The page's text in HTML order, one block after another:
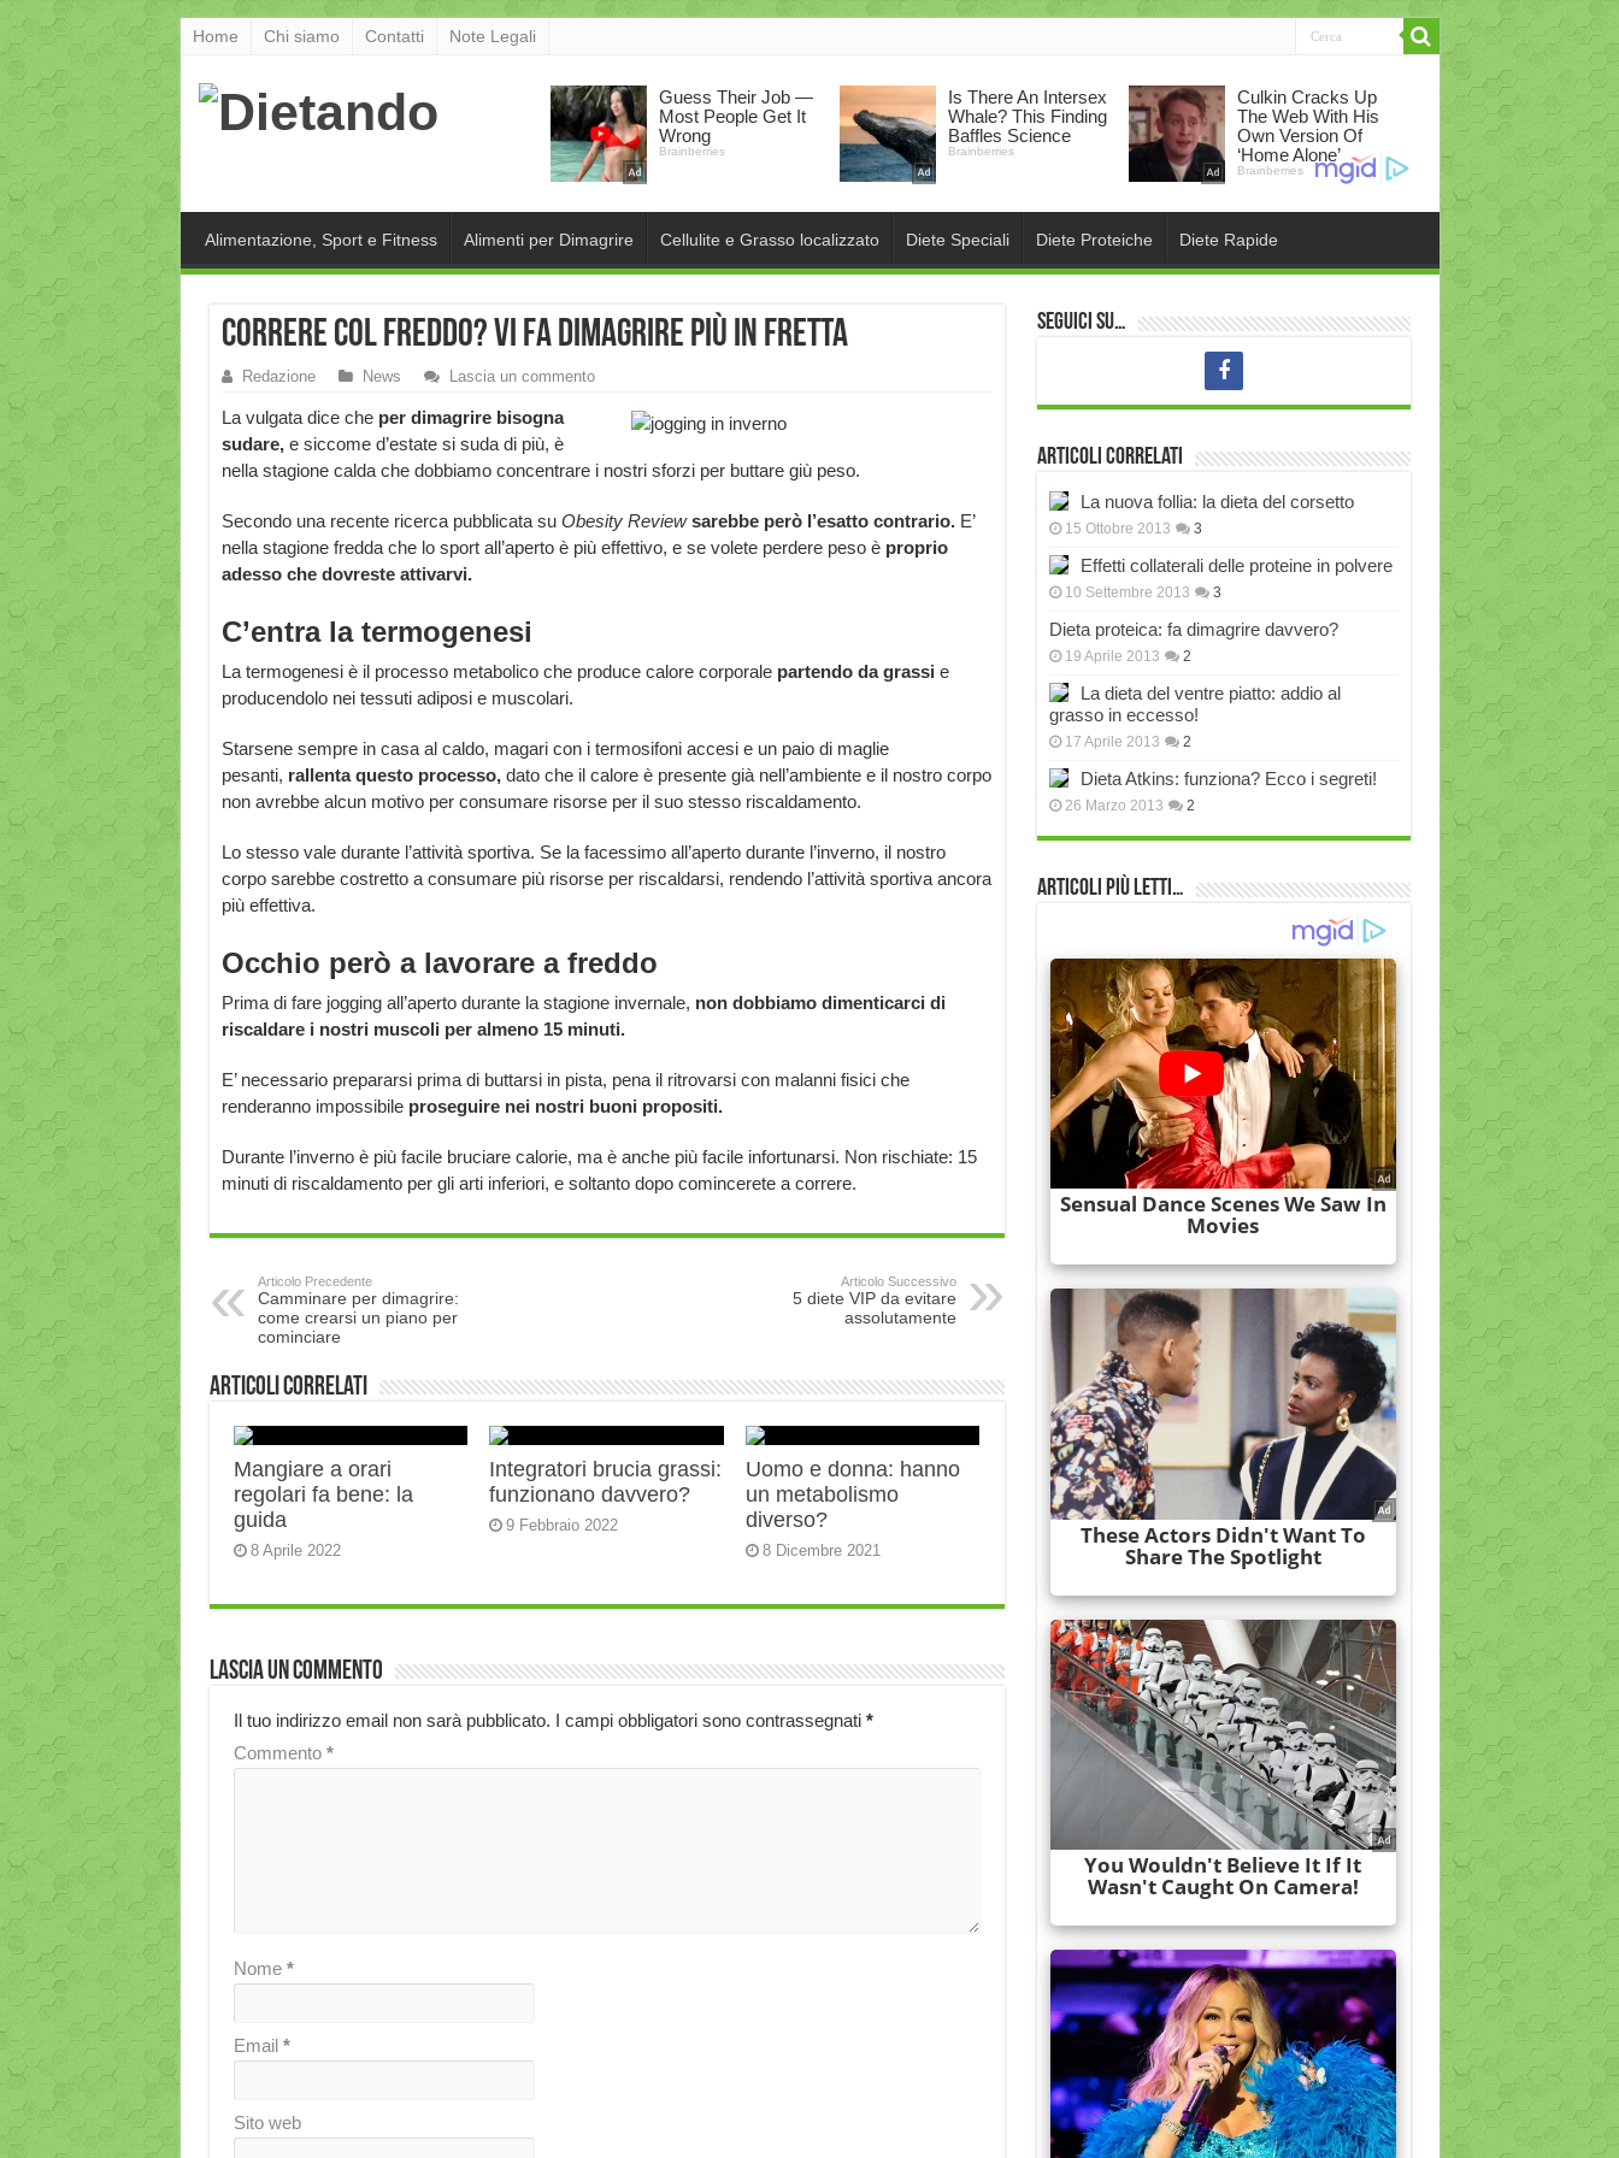
Home Chi siamo Contatti Note Legali
Alimentazione, Sport e Fitness Alimenti per Dimagrire Cellulite e Grasso localizzato Diete Speciali Diete Proteiche Diete Rapide
Correre col freddo? Vi fa dimagrire più in fretta
Redazione News Lascia un commento
La vulgata dice che per dimagrire bisogna
sudare, e siccome d’estate si suda di più, è
nella stagione calda che dobbiamo concentrare i nostri sforzi per buttare giù peso.
Secondo una recente ricerca pubblicata su Obesity Review sarebbe però l’esatto contrario. E’
nella stagione fredda che lo sport all’aperto è più effettivo, e se volete perdere peso è proprio
adesso che dovreste attivarvi.
C’entra la termogenesi
La termogenesi è il processo metabolico che produce calore corporale partendo da grassi e
producendolo nei tessuti adiposi e muscolari.
Starsene sempre in casa al caldo, magari con i termosifoni accesi e un paio di maglie
pesanti, rallenta questo processo, dato che il calore è presente già nell’ambiente e il nostro corpo
non avrebbe alcun motivo per consumare risorse per il suo stesso riscaldamento.
Lo stesso vale durante l’attività sportiva. Se la facessimo all’aperto durante l’inverno, il nostro
corpo sarebbe costretto a consumare più risorse per riscaldarsi, rendendo l’attività sportiva ancora
più effettiva.
Occhio però a lavorare a freddo
Prima di fare jogging all’aperto durante la stagione invernale, non dobbiamo dimenticarci di
riscaldare i nostri muscoli per almeno 15 minuti.
E’ necessario prepararsi prima di buttarsi in pista, pena il ritrovarsi con malanni fisici che
renderanno impossibile proseguire nei nostri buoni propositi.
Durante l’inverno è più facile bruciare calorie, ma è anche più facile infortunarsi. Non rischiate: 15
minuti di riscaldamento per gli arti inferiori, e soltanto dopo comincerete a correre.
Articolo Precedente
Camminare per dimagrire:
come crearsi un piano per
cominciare
Articolo Successivo
5 diete VIP da evitare
assolutamente
Articoli correlati
Mangiare a orari
regolari fa bene: la
guida
8 Aprile 2022
Integratori brucia grassi:
funzionano davvero?
9 Febbraio 2022
Uomo e donna: hanno
un metabolismo
diverso?
8 Dicembre 2021
Lascia un commento
Il tuo indirizzo email non sarà pubblicato. I campi obbligatori sono contrassegnati *
Commento *
Nome *
Email *
Sito web
Seguici su…
Articoli correlati
La nuova follia: la dieta del corsetto
15 Ottobre 2013 3
Effetti collaterali delle proteine in polvere
10 Settembre 2013 3
Dieta proteica: fa dimagrire davvero?
19 Aprile 2013 2
La dieta del ventre piatto: addio al
grasso in eccesso!
17 Aprile 2013 2
Dieta Atkins: funziona? Ecco i segreti!
26 Marzo 2013 2
Articoli più Letti…